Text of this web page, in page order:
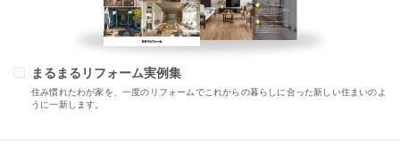
まるまるリフォーム実例集
住み慣れたわが家を、一度のリフォームでこれからの暮らしに合った新しい住まいのよ
うに一新します。